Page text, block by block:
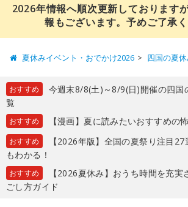
2026年情報へ順次更新しております
報もございます。予めご了承く
夏休みイベント・おでかけ2026 四国の夏
おすすめ
今週末8/8(土)～8/9(日)開催の四国
覧
おすすめ 【漫画】夏に読みたいおすすめの
おすすめ
【2026年版】全国の夏祭り注目
もわかる！
おすすめ
【2026夏休み】おうち時間を充実
ごし方ガイド